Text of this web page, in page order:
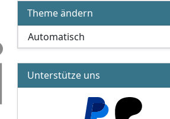
Theme ändern
Unterstütze uns